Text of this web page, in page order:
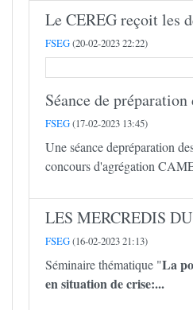
Le CEREG reçoit les
FSEG(20-02-2023 22:22)
Séance de préparation
FSEG(17-02-2023 13:45)
Une séance depréparation
concours d'agrégation
LES MERCREDIS
FSEG(16-02-2023 21:13)
Séminaire thématique "La
en situation de crise:...